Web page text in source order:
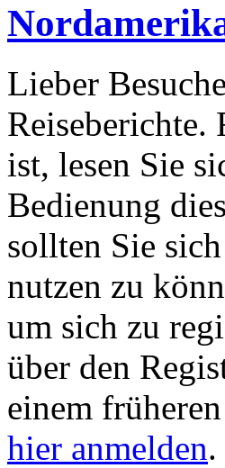
Lieber
Reiseberichte.
ist, lesen Sie
Bedienung
sollten Sie
nutzen zu
um sich zu
über den
einem
hier anmelden.